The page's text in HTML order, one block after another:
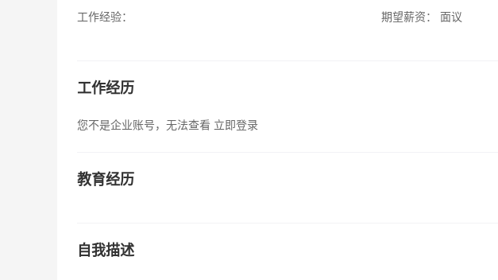
工作经验：
期望薪资：
面议
工作经历
您不是企业账号，无法查看 立即登录
教育经历
自我描述